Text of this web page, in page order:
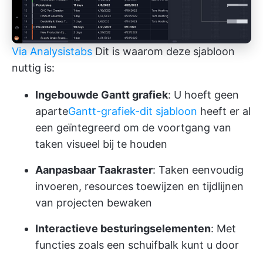
Via Analysistabs Dit is waarom deze sjabloon
nuttig is:
Ingebouwde Gantt grafiek: U hoeft geen
aparteGantt-grafiek-dit sjabloon heeft er al
een geïntegreerd om de voortgang van
taken visueel bij te houden
Aanpasbaar Taakraster: Taken eenvoudig
invoeren, resources toewijzen en tijdlijnen
van projecten bewaken
Interactieve besturingselementen: Met
functies zoals een schuifbalk kunt u door